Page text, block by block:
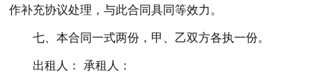
作补充协议处理，与此合同具同等效力。
七、本合同一式两份，甲、乙双方各执一份。
出租人： 承租人：